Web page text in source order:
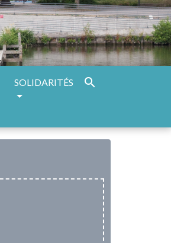
SOLIDARITÉS search